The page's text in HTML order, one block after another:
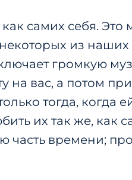
как самих себя.
из
громкую
на вас, а потом
тогда, когда
их так же,
часть времени;